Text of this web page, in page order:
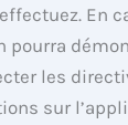
En
pourra
les
sur